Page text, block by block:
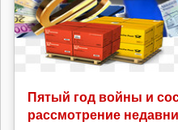
Пятый год войны и
рассмотрение